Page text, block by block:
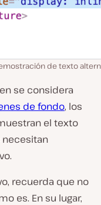
de texto
se considera
de fondo, los
el texto
necesitan
recuerda que no
es. En su lugar,